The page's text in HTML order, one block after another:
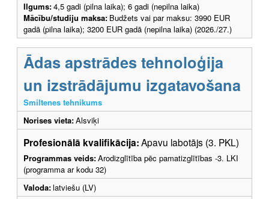
Ilgums:4,5 gadi (pilna laika); 6 gadi (nepilna laika)
Mācību/studiju maksa: Budžets vai par maksu: 3990 EUR
gadā (pilna laika); 3200 EUR gadā (nepilna laika) (2026./27.)
Ādas apstrādes tehnoloģija
un izstrādājumu izgatavošana
Smiltenes tehnikums
Norises vieta:Alsviķi
Profesionālā kvalifikācija:Apavu labotājs (3. PKL)
Programmas veids:Arodizglītība pēc pamatizglītības -3. LKI
(programma ar kodu 32)
Valoda:latviešu (LV)